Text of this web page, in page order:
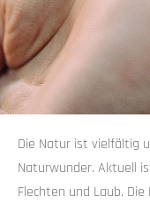
Die Natur ist vielfältig
Naturwunder. Aktuell
Flechten und Laub.